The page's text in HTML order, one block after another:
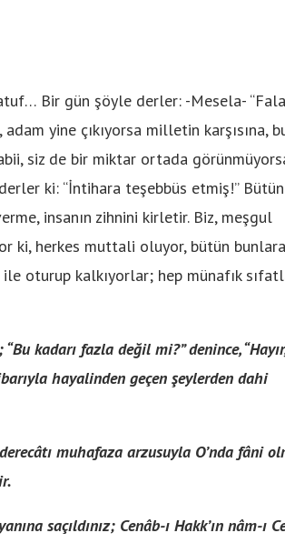
Bir gün şöyle derler: -Mesela-
yine çıkıyorsa milletin karşısına,
siz de bir miktar ortada
ki: “İntihara teşebbüs etmiş!” Bütün
insanın zihnini kirletir. Biz, meşgul
ki, herkes muttali oluyor, bütün bunlara
oturup kalkıyorlar; hep münafık
kadarı fazla değil mi?” denince, “Hayır,
hayalinden geçen şeylerden dahi
muhafaza arzusuyla O’nda fâni
saçıldınız; Cenâb-ı Hakk’ın nâm-ı